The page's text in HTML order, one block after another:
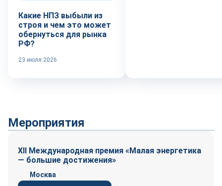
Какие НПЗ выбыли из
строя и чем это может
обернуться для рынка
РФ?
23 июля 2026
Мероприятия
XII Международная премия «Малая энергетика
— большие достижения»
Москва